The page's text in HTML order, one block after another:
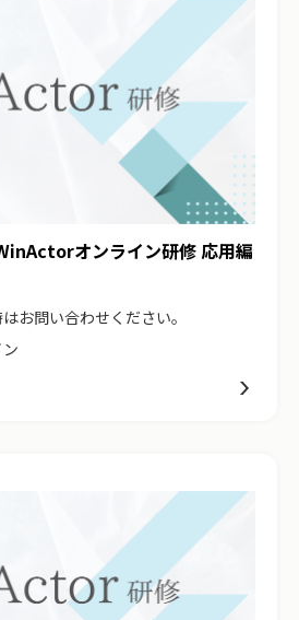
オンライン研修 応用編
お問い合わせください。